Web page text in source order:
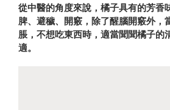
從中醫的角度來說，橘子具有的芳香
脾、避穢、開竅，除了醒腦開竅外，
脹，不想吃東西時，適當聞聞橘子的
適。